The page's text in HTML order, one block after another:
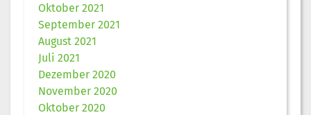
Oktober 2021
September 2021
August 2021
Juli 2021
Dezember 2020
November 2020
Oktober 2020